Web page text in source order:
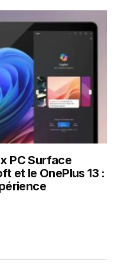
PC Surface
et le OnePlus 13 :